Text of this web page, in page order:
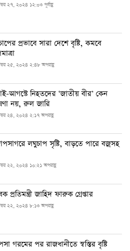
২৭, ২০২৪ ১২:০৩ পূর্বাহ্ণ
প্রভাবে সারা দেশে বৃষ্টি, কমবে
২৫, ২০২৪ ২:৪৮ অপরাহ্ণ
আগস্টে নিহতদের ‘জাতীয় বীর’ কেন
নয়, রুল জারি
২৪, ২০২৪ ২:১৭ অপরাহ্ণ
লঘুচাপ সৃষ্টি, বাড়তে পারে বজ্রসহ
২২, ২০২৪ ১০:২১ অপরাহ্ণ
প্রতিমন্ত্রী জাহিদ ফারুক গ্রেপ্তার
২২, ২০২৪ ৮:১৩ অপরাহ্ণ
গরমের পর রাজধানীতে স্বস্তির বৃষ্টি